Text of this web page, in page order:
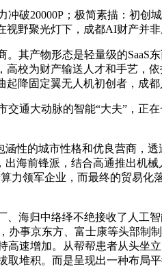
20000P；极简素描：初创
野聚光灯下，成都AI财产并非
产物形态是轻量级的SaaS
校为财产输送人才和手艺
降固定翼无人机初创者，成
大动脉的智能“大夫”，正
的城市性格和优良营商，
海前锋派，结合高通推出机
力领军企业，而最终的贸易
归中络绎不绝接收了人工
事京东方、富士康等头部
速增加。从帮帮患者从头
堆积。而是呈现出一种布局平